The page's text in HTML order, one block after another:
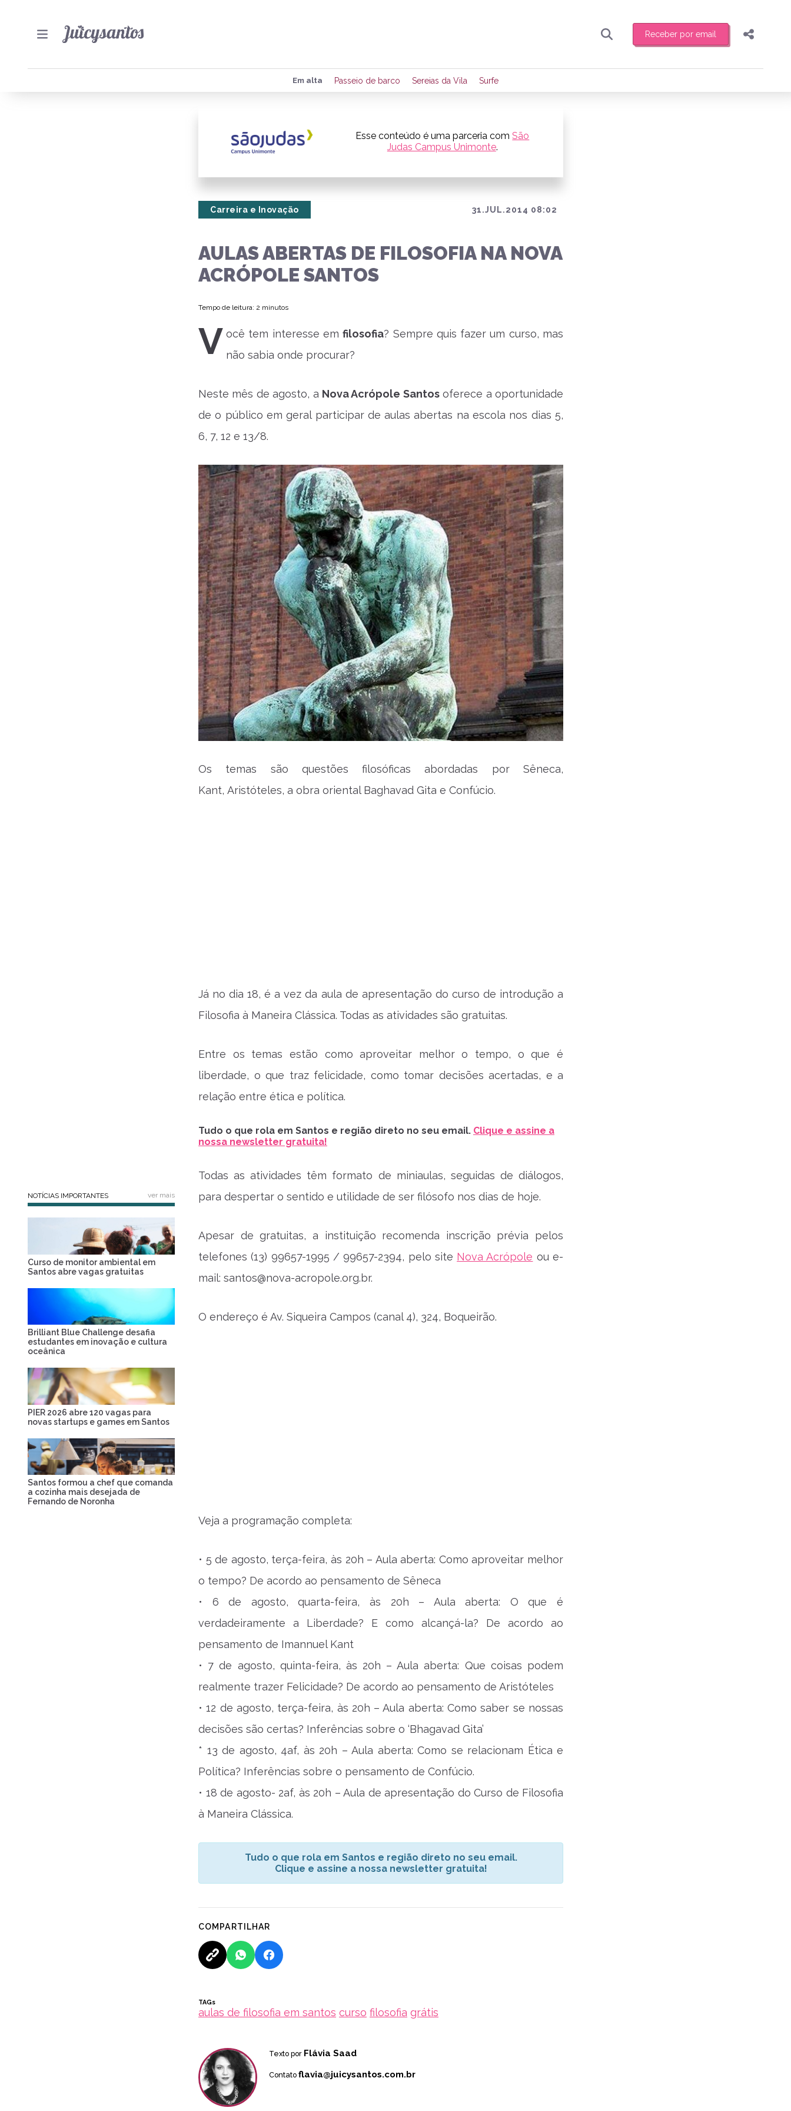
Receber por email
Preencha seus dados para receber toda sexta-feira de manhã o resumo
de eventos e notícias da região.
Quero receber novidades
Compartilhar
Em alta Passeio de barco Sereias da Vila Surfe
Esse conteúdo é uma parceria comSão
Judas Campus Unimonte.
31.JUL.2014 08:02
Carreira e Inovação
AULAS ABERTAS DE FILOSOFIA NA NOVA
ACRÓPOLE SANTOS
Tempo de leitura: 2 minutos
V ocê tem interesse emfilosofia? Sempre quis fazer um curso, mas
não sabia onde procurar?
Neste mês de agosto, a Nova Acrópole Santosoferece a oportunidade
de o público em geral participar de aulas abertas na escola nos dias 5,
6, 7, 12 e 13/8.
Os temas são questões filosóficas abordadas por Sêneca,
Kant, Aristóteles, a obra oriental Baghavad Gita e Confúcio.
Já no dia 18, é a vez da aula de apresentação do curso de introdução a
Filosofia à Maneira Clássica. Todas as atividades são gratuitas.
Entre os temas estão como aproveitar melhor o tempo, o que é
liberdade, o que traz felicidade, como tomar decisões acertadas, e a
relação entre ética e política.
Tudo o que rola em Santos e região direto no seu email. Clique e assine a
nossa newsletter gratuita!
Todas as atividades têm formato de miniaulas, seguidas de diálogos,
para despertar o sentido e utilidade de ser filósofo nos dias de hoje.
Apesar de gratuitas, a instituição recomenda inscrição prévia pelos
telefones (13) 99657-1995 / 99657-2394, pelo site Nova Acrópole ou e-
mail: santos@nova-acropole.org.br.
O endereço é Av. Siqueira Campos (canal 4), 324, Boqueirão.
Veja a programação completa:
• 5 de agosto, terça-feira, às 20h – Aula aberta: Como aproveitar melhor
o tempo? De acordo ao pensamento de Sêneca
• 6 de agosto, quarta-feira, às 20h – Aula aberta: O que é
verdadeiramente a Liberdade? E como alcançá-la? De acordo ao
pensamento de Imannuel Kant
• 7 de agosto, quinta-feira, às 20h – Aula aberta: Que coisas podem
realmente trazer Felicidade? De acordo ao pensamento de Aristóteles
• 12 de agosto, terça-feira, às 20h – Aula aberta: Como saber se nossas
decisões são certas? Inferências sobre o ‘Bhagavad Gita’
* 13 de agosto, 4af, às 20h – Aula aberta: Como se relacionam Ética e
Política? Inferências sobre o pensamento de Confúcio.
• 18 de agosto- 2af, às 20h – Aula de apresentação do Curso de Filosofia
à Maneira Clássica.
Tudo o que rola em Santos e região direto no seu email.
Clique e assine a nossa newsletter gratuita!
COMPARTILHAR
TAGs
aulas de filosofia em santos curso filosofia grátis
Texto por Flávia Saad
Contato flavia@juicysantos.com.br
NOTÍCIAS IMPORTANTES ver mais
Curso de monitor ambiental em
Santos abre vagas gratuitas
Brilliant Blue Challenge desafia
estudantes em inovação e cultura
oceânica
PIER 2026 abre 120 vagas para
novas startups e games em Santos
Santos formou a chef que comanda
a cozinha mais desejada de
Fernando de Noronha